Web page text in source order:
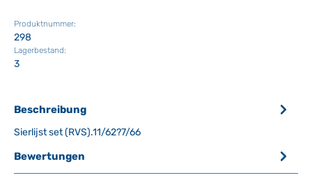
Produktnummer:
298
Lagerbestand:
3
Beschreibung
Sierlijst set (RVS).11/62?7/66
Bewertungen